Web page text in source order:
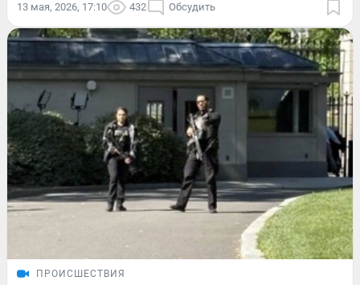
13 мая, 2026, 17:10 432 Обсудить
ПРОИСШЕСТВИЯ